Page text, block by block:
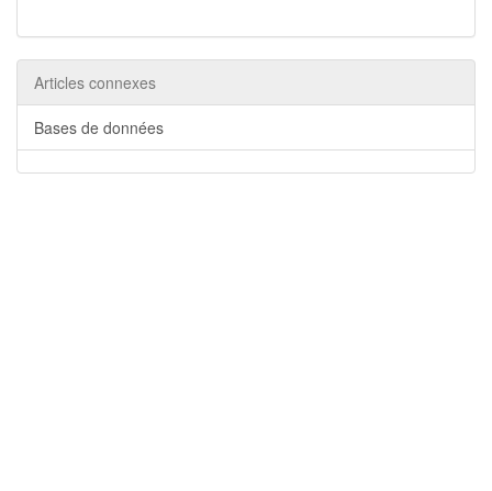
Articles connexes
Bases de données